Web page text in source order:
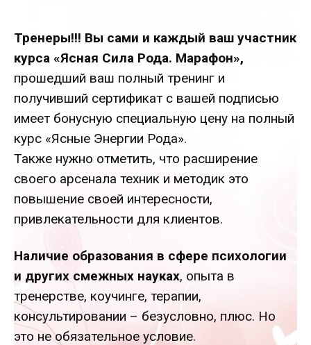
Тренеры!!! Вы сами и каждый ваш участник
курса «Ясная Сила Рода. Марафон»,
прошедший ваш полный тренинг и
получивший сертификат с вашей подписью
имеет бонусную специальную цену на полный
курс «Ясные Энергии Рода».
Также нужно отметить, что расширение
своего арсенала техник и методик это
повышение своей интересности,
привлекательности для клиентов.
Наличие образования в сфере психологии
и других смежных науках, опыта в
тренерстве, коучинге, терапии,
консультировании – безусловно, плюс. Но
это не обязательное условие.